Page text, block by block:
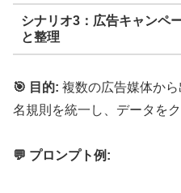
シナリオ3：広告キャンペ
と整理
🎯 目的: 複数の広告媒体か
名規則を統一し、データを
💬 プロンプト例: